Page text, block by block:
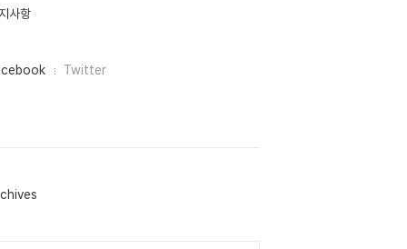
사항
Twitter